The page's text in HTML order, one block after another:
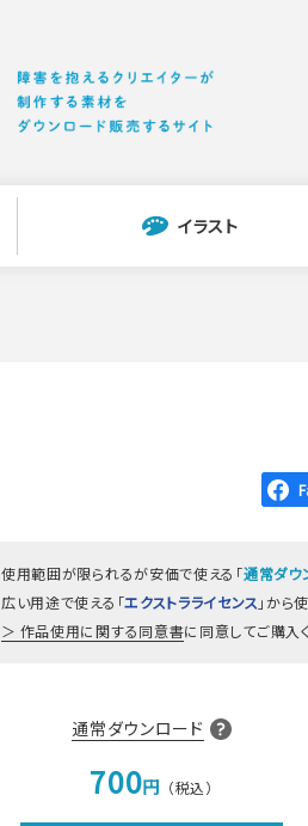
イラスト
使用範囲が限られるが安価で使える「通常ダウ
広い用途で使える「エクストラライセンス 」から
作品使用に関する同意書に同意してご購入
通常ダウンロード
700円